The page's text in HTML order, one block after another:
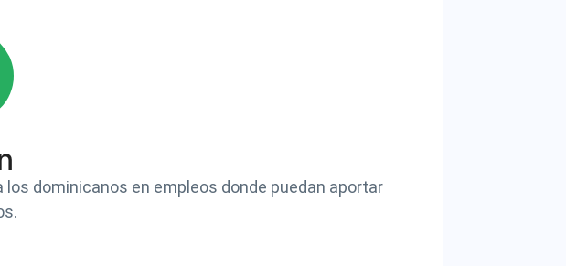
los dominicanos en empleos donde puedan aportar